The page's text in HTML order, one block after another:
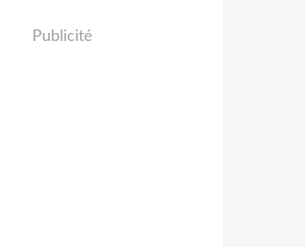
Publicité